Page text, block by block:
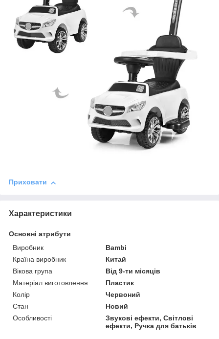
Приховати
Характеристики
Основні атрибути
Виробник
Bambi
Країна виробник
Китай
Вікова група
Від 9-ти місяців
Матеріал виготовлення
Пластик
Колір
Червоний
Стан
Новий
Особливості
Звукові ефекти, Світлові
ефекти, Ручка для батьків